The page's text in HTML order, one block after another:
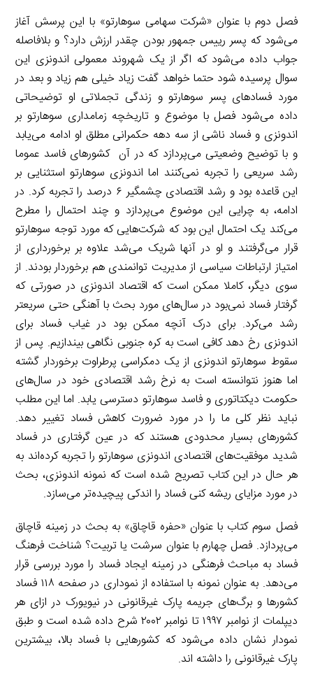
فصل دوم با عنوان «شرکت سهامی سوهارتو» با این پرسش آغاز
می‌شود که پسر رییس جمهور بودن چقدر ارزش دارد؟ و بلافاصله
جواب داده می‌شود که اگر از یک شهروند معمولی اندونزی این
سوال پرسیده شود حتما خواهد گفت زیاد خیلی هم زیاد و بعد در
مورد فسادهای پسر سوهارتو و زندگی تجملاتی او توضیحاتی
داده می‌شود فصل با موضوع و تاریخچه زمامداری سوهارتو بر
اندونزی و فساد ناشی از سه دهه حکمرانی مطلق او ادامه مییابد
و با توضیح وضعیتی می‌پردازد که در آن کشورهای فاسد عموما
رشد سریعی را تجربه نمی‌کنند اما اندونزی سوهارتو استثنایی بر
این قاعده بود و رشد اقتصادی چشمگیر ۶ درصد را تجربه کرد. در
ادامه، به چرایی این موضوع می‌پردازد و چند احتمال را مطرح
می‌کند یک احتمال این بود که شرکتهایی که مورد توجه سوهارتو
قرار می‌گرفتند و او در آنها شریک می‌شد علاوه بر برخورداری از
امتیاز ارتباطات سیاسی از مدیریت توانمندی هم برخوردار بودند. از
سوی دیگر، کاملا ممکن است که اقتصاد اندونزی در صورتی که
گرفتار فساد نمی‌بود در سال‌های مورد بحث با آهنگی حتی سریعتر
رشد می‌کرد. برای درک آنچه ممکن بود در غیاب فساد برای
اندونزی رخ دهد کافی است به کره جنوبی نگاهی بیندازیم. پس از
سقوط سوهارتو اندونزی از یک دمکراسی پرطراوت برخوردار گشته
اما هنوز نتوانسته است به نرخ رشد اقتصادی خود در سال‌های
حکومت دیکتاتوری و فاسد سوهارتو دسترسی یابد. اما این مطلب
نباید نظر کلی ما را در مورد ضرورت کاهش فساد تغییر دهد.
کشورهای بسیار محدودی هستند که در عین گرفتاری در فساد
شدید موفقیت‌های اقتصادی اندونزی سوهارتو را تجربه کرده‌اند به
هر حال در این کتاب تصریح شده است که نمونه اندونزی، بحث
در مورد مزایای ریشه کنی فساد را اندکی پیچیدهتر می‌سازد.
فصل سوم کتاب با عنوان «حفره قاچاق» به بحث در زمینه قاچاق
می‌پردازد. فصل چهارم با عنوان سرشت یا تربیت؟ شناخت فرهنگ
فساد به مباحث فرهنگی در زمینه ایجاد فساد را مورد بررسی قرار
می‌دهد. به عنوان نمونه با استفاده از نموداری در صفحه ۱۱۸ فساد
کشورها و برگ‌های جریمه پارک غیرقانونی در نیویورک در ازای هر
دیپلمات از نوامبر ۱۹۹۷ تا نوامبر ۲۰۰۲ شرح داده شده است و طبق
نمودار نشان داده می‌شود که کشورهایی با فساد بالا، بیشترین
پارک غیرقانونی را داشته اند.